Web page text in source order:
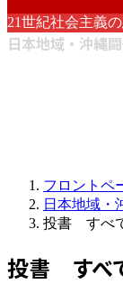
21世紀社会主義
日本地域・沖縄
フロントペ
日本地域・
投書 すべ
投書 すべ